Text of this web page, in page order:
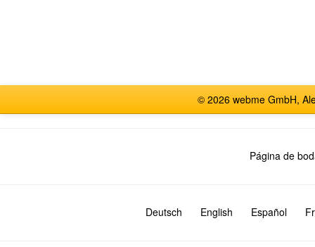
© 2026 webme GmbH,
Página de
Deutsch English Español